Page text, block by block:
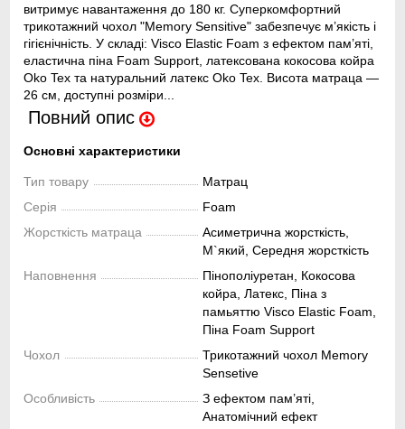
витримує навантаження до 180 кг. Суперкомфортний
трикотажний чохол "Memory Sensitive" забезпечує м’якість і
гігієнічність. У складі: Visco Elastic Foam з ефектом пам’яті,
еластична піна Foam Support, латексована кокосова койра
Oko Tex та натуральний латекс Oko Tex. Висота матраца —
26 см, доступні розміри...
Повний опис
Основні характеристики
Тип товару
Матрац
Серія
Foam
Жорсткість матраца
Асиметрична жорсткість,
М`який, Середня жорсткість
Наповнення
Пінополіуретан, Кокосова
койра, Латекс, Піна з
памьяттю Visco Elastic Foam,
Піна Foam Support
Чохол
Трикотажний чохол Memory
Sensetive
Особливість
З ефектом пам’яті,
Анатомічний ефект